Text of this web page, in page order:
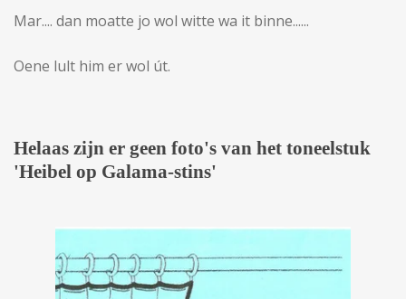
Mar.... dan moatte jo wol witte wa it binne......
Oene lult him er wol út.
Helaas zijn er geen foto's van het toneelstuk
'Heibel op Galama-stins'